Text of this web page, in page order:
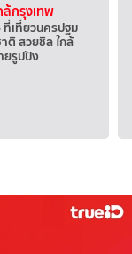
ล้กรุงเทพ
เที่ยวนครปฐม
ติ สวยชิล ใกล้
ยรูปปัง